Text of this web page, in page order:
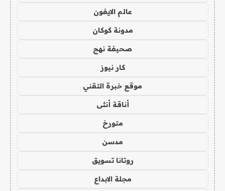
عالم الايفون
مدونة كوكان
صحيفة نهج
كار نيوز
موقع خبرة التقني
أناقة أنثى
متورخ
مدسن
روتانا تسويق
مجلة الابداع